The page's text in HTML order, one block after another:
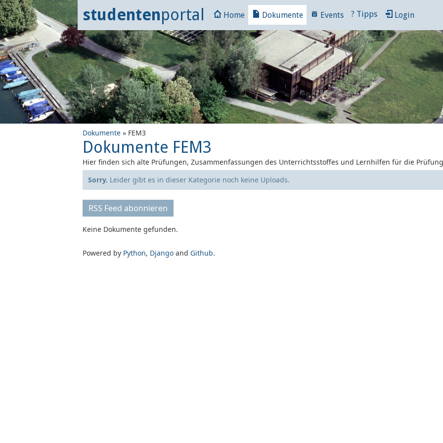
studentenportal Home Dokumente Events ? Tipps Login
Dokumente » FEM3
Dokumente FEM3
Hier finden sich alte Prüfungen, Zusammenfassungen des Unterrichtsstoffes und Lernhilfen für die
Sorry. Leider gibt es in dieser Kategorie noch keine Uploads.
RSS Feed abonnieren
Keine Dokumente gefunden.
Powered by Python, Django and Github.